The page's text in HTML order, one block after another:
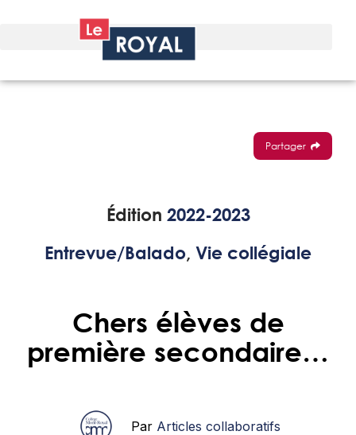
Partager
Édition 2022-2023
Entrevue/Balado, Vie collégiale
Chers élèves de
première secondaire…
ParArticles collaboratifs